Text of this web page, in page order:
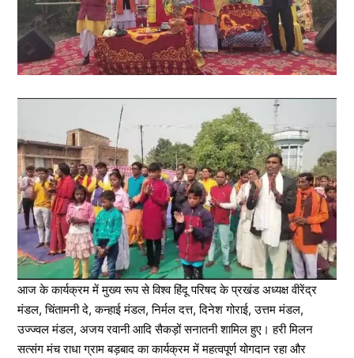
आज के कार्यक्रम में मुख्य रूप से विश्व हिंदू परिषद के प्रखंड अध्यक्ष वीरेंद्र
मंडल, चिंतामनी दे, कन्हाई मंडल, निर्मल दत्त, दिनेश गोराई, उत्तम मंडल,
उज्ज्वल मंडल, अजय रवानी आदि सैकड़ों सनातनी शामिल हुए। हरी मिलन
सत्संग मंच राधा ग्राम बड़बाद का कार्यक्रम में महत्वपूर्ण योगदान रहा और